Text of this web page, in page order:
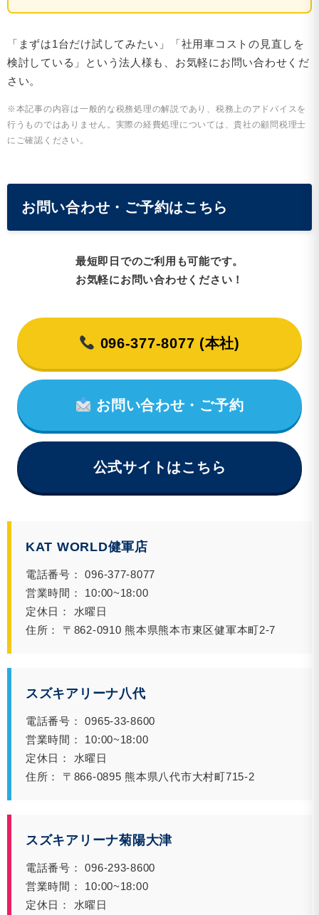
「まずは1台だけ試してみたい」「社用車コストの見直しを
検討している」という法人様も、お気軽にお問い合わせくだ
さい。
※本記事の内容は一般的な税務処理の解説であり、税務上のアドバイスを
行うものではありません。実際の経費処理については、貴社の顧問税理士
にご確認ください。
お問い合わせ・ご予約はこちら
最短即日でのご利用も可能です。
お気軽にお問い合わせください！
096-377-8077 (本社)
お問い合わせ・ご予約
公式サイトはこちら
KAT WORLD健軍店
電話番号： 096-377-8077
営業時間： 10:00~18:00
定休日： 水曜日
住所： 〒862-0910 熊本県熊本市東区健軍本町2-7
スズキアリーナ八代
電話番号： 0965-33-8600
営業時間： 10:00~18:00
定休日： 水曜日
住所： 〒866-0895 熊本県八代市大村町715-2
スズキアリーナ菊陽大津
電話番号： 096-293-8600
営業時間： 10:00~18:00
定休日： 水曜日